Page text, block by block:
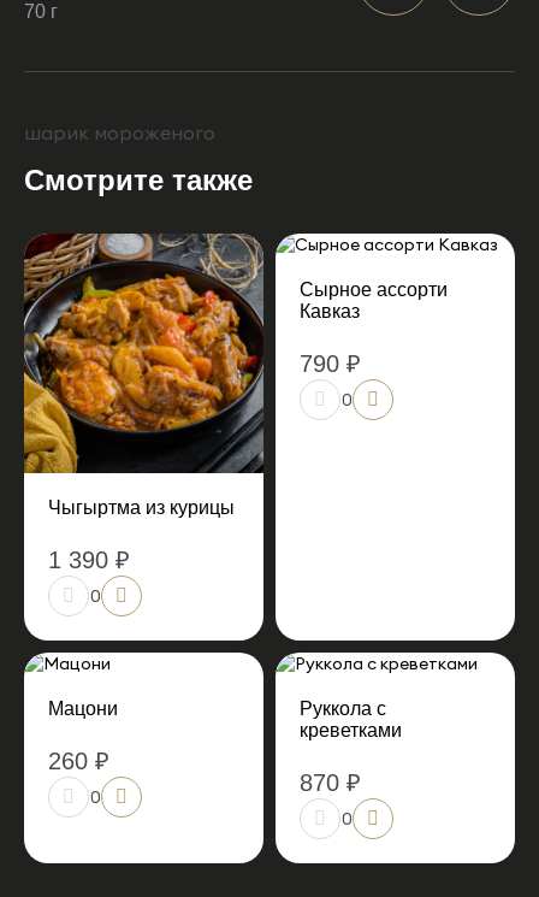
70 г
шарик мороженого
Смотрите также
Чыгыртма из курицы
1 390 ₽
0
Сырное ассорти
Кавказ
790 ₽
0
Мацони
260 ₽
0
Руккола с
креветками
870 ₽
0